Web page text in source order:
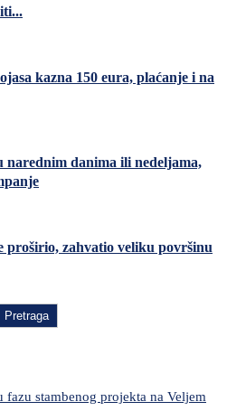
kazna 150 eura, plaćanje i na
narednim danima ili nedeljama,
proširio, zahvatio veliku površinu
Pretraga
fazu stambenog projekta na Veljem